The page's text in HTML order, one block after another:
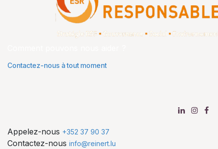
Contactez-nous à tout moment
Appelez-nous +352 37 90 37
Contactez-nous info@reinert.lu